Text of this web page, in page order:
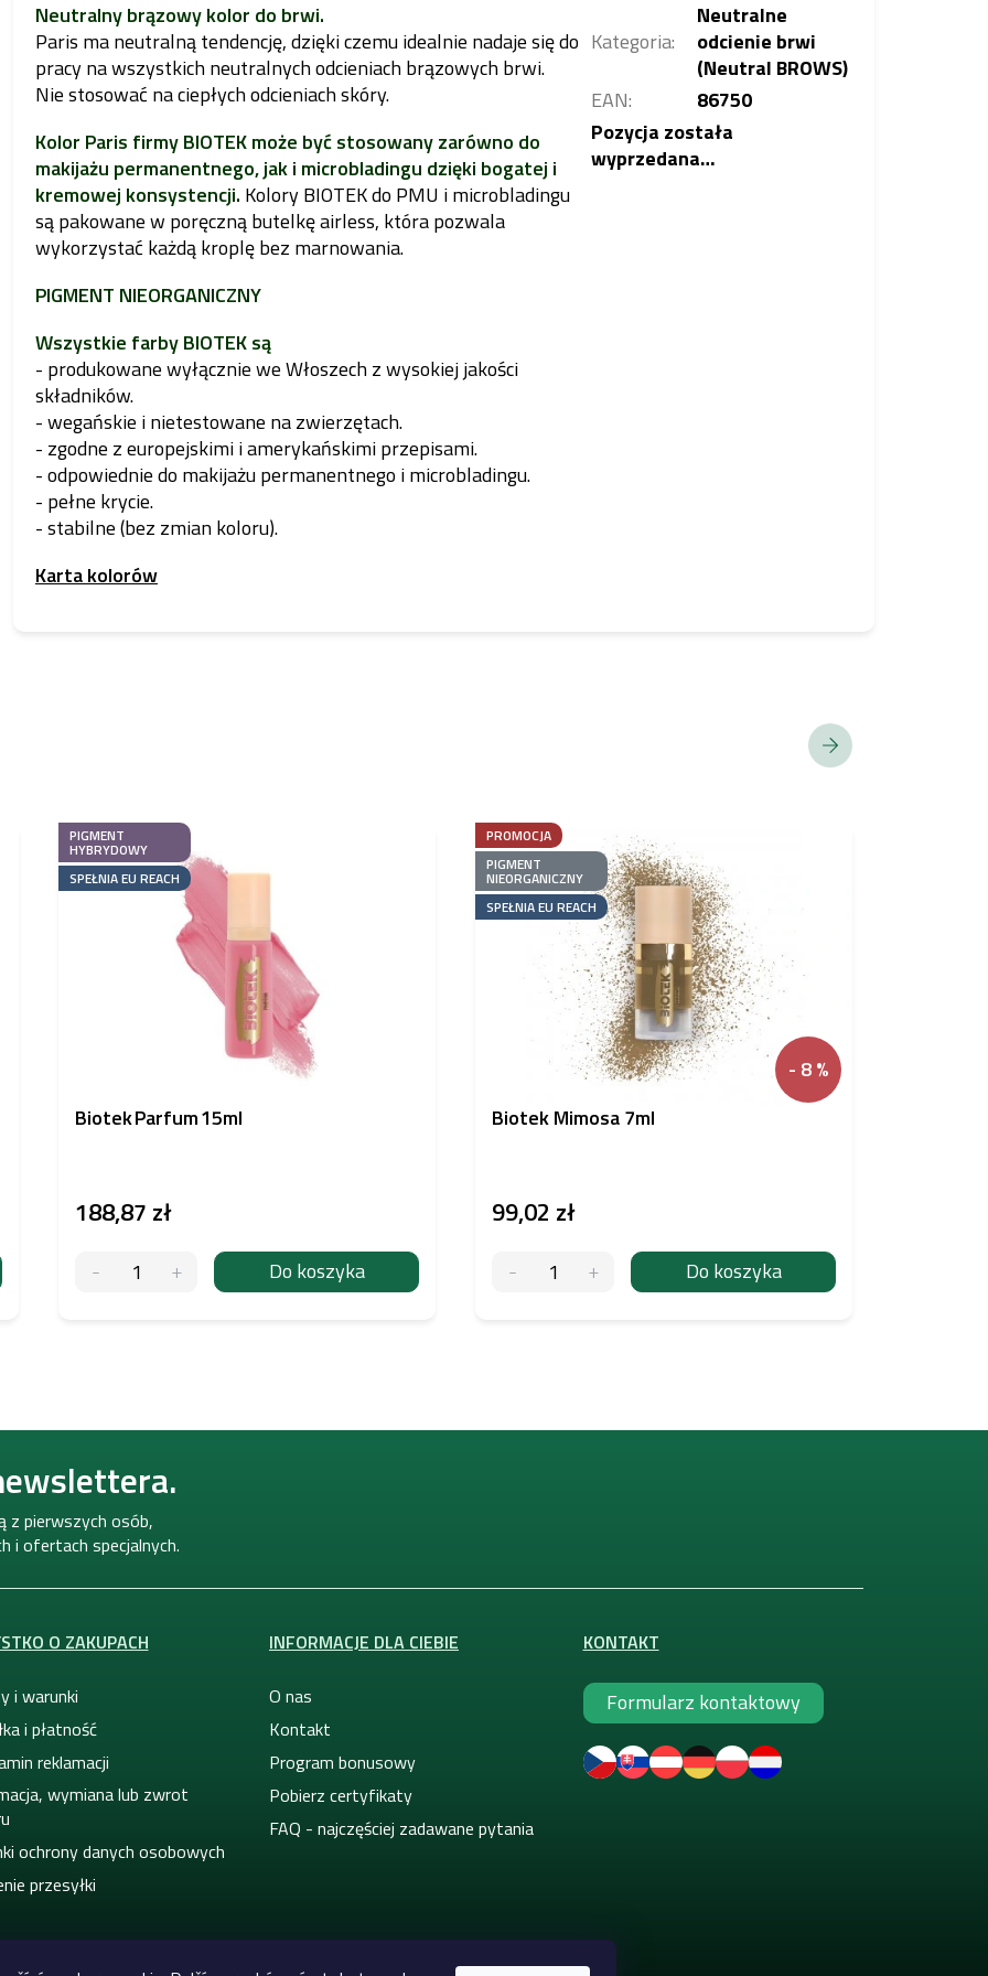
Neutralny brązowy kolor do brwi.
Paris ma neutralną tendencję, dzięki czemu idealnie nadaje się do
pracy na wszystkich neutralnych odcieniach brązowych brwi.
Nie stosować na ciepłych odcieniach skóry.
Kolor Paris firmy BIOTEK może być stosowany zarówno do
makijażu permanentnego, jak i microbladingu dzięki bogatej i
kremowej konsystencji. Kolory BIOTEK do PMU i microbladingu
są pakowane w poręczną butelkę airless, która pozwala
wykorzystać każdą kroplę bez marnowania.
PIGMENT NIEORGANICZNY
Wszystkie farby BIOTEK są
- produkowane wyłącznie we Włoszech z wysokiej jakości
składników.
- wegańskie i nietestowane na zwierzętach.
- zgodne z europejskimi i amerykańskimi przepisami.
- odpowiednie do makijażu permanentnego i microbladingu.
- pełne krycie.
- stabilne (bez zmian koloru).
Karta kolorów
Kategoria:
Neutralne
odcienie brwi
(Neutral BROWS)
EAN:
86750
Pozycja została
wyprzedana…
PIGMENT
HYBRYDOWY
SPEŁNIA EU REACH
Biotek Parfum 15ml
188,87 zł
Do koszyka
- 8 %
PROMOCJA
PIGMENT
NIEORGANICZNY
SPEŁNIA EU REACH
Biotek Mimosa 7ml
99,02 zł
Do koszyka
z pierwszych osób,
i ofertach specjalnych.
O ZAKUPACH
i warunki
i płatność
reklamacji
wymiana lub zwrot
ochrony danych osobowych
przesyłki
INFORMACJE DLA CIEBIE
O nas
Kontakt
Program bonusowy
Pobierz certyfikaty
FAQ - najczęściej zadawane pytania
KONTAKT
Formularz kontaktowy